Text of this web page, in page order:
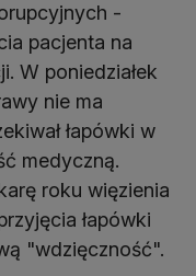
-
pacjenta na
W poniedziałek
nie ma
łapówki w
medyczną.
roku więzienia
łapówki
"wdzięczność".